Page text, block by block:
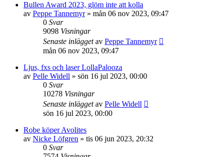
Bullen Award 2023, glöm inte att kolla
av Peppe Tannemyr» mån 06 nov 2023, 09:47
0 Svar
9098 Visningar
Senaste inläggetav Peppe Tannemyr
mån 06 nov 2023, 09:47
Ljus, fxs och laser LollaPalooza
av Pelle Widell » sön 16 jul 2023, 00:00
0 Svar
10278 Visningar
Senaste inläggetav Pelle Widell
sön 16 jul 2023, 00:00
Robe köper Avolites
av Nicke Löfgren » tis 06 jun 2023, 20:32
0 Svar